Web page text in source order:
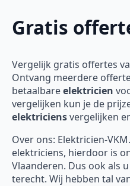
Gratis
Vergelijk gratis offertes
Ontvang meerdere
betaalbareelektricien
vergelijken kun je de
elektriciensvergelijken
Over ons: Elektricien-
elektriciens, hierdoor is
Vlaanderen. Dus ook als
terecht. Wij hebben tal